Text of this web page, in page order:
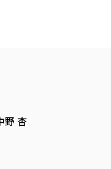
士課程
理学専攻 修士課程
力のお願い
支援教育研究年報一覧
デバイド解消に向けた産
発
」の実践
野 杏